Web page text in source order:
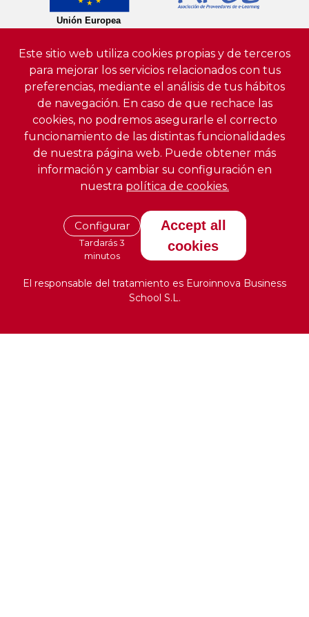
Este sitio web utiliza cookies propias y de terceros
para mejorar los servicios relacionados con tus
preferencias, mediante el análisis de tus hábitos
de navegación. En caso de que rechace las
cookies, no podremos asegurarle el correcto
funcionamiento de las distintas funcionalidades
de nuestra página web. Puede obtener más
información y cambiar su configuración en
nuestra política de cookies.
Configurar
Tardarás 3
minutos
Accept all
cookies
El responsable del tratamiento es Euroinnova Business
School S.L.